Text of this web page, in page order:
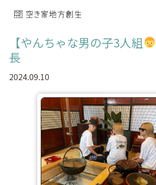
【やんちゃな男の子3人組
長
2024.09.10